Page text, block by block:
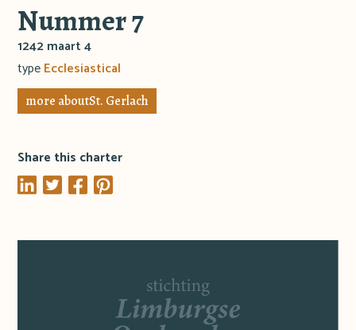
Nummer 7
1242 maart 4
typeEcclesiastical
more aboutSt. Gerlach
Share this charter